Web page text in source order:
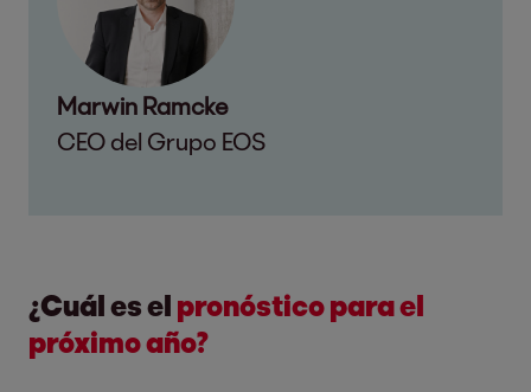
Marwin Ramcke
CEO del Grupo EOS
¿Cuál es el pronóstico para el
próximo año?